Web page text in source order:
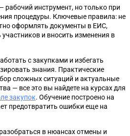
инструмент, но только при
процедуры. Ключевые правила: не
оформлять документы в ЕИС,
и вносить изменения в
с закупками и избегать
знания. Практические
сложных ситуаций и актуальные
— все это вы найдете на курсах для
закупок. Обучение построено на
предотвратить ошибки еще на
в нюансах отмены и